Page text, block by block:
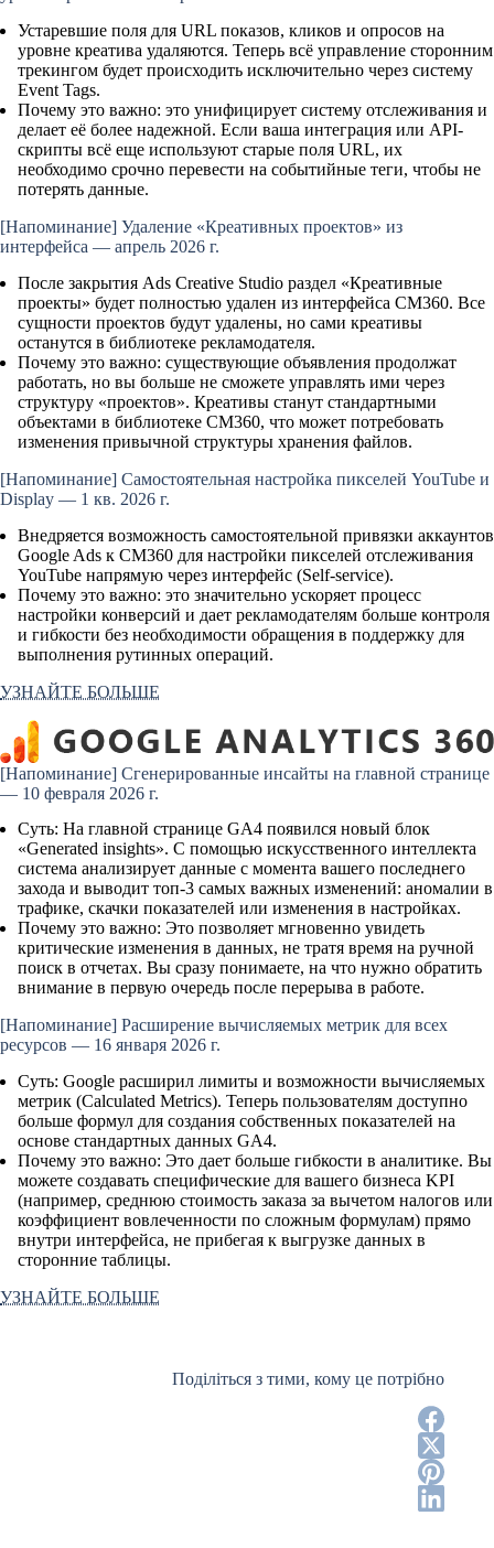
Устаревшие поля для URL показов, кликов и опросов на
уровне креатива удаляются. Теперь всё управление сторонним
трекингом будет происходить исключительно через систему
Event Tags.
Почему это важно: это унифицирует систему отслеживания и
делает её более надежной. Если ваша интеграция или API-
скрипты всё еще используют старые поля URL, их
необходимо срочно перевести на событийные теги, чтобы не
потерять данные.
[Напоминание] Удаление «Креативных проектов» из
интерфейса — апрель 2026 г.
После закрытия Ads Creative Studio раздел «Креативные
проекты» будет полностью удален из интерфейса CM360. Все
сущности проектов будут удалены, но сами креативы
останутся в библиотеке рекламодателя.
Почему это важно: существующие объявления продолжат
работать, но вы больше не сможете управлять ими через
структуру «проектов». Креативы станут стандартными
объектами в библиотеке CM360, что может потребовать
изменения привычной структуры хранения файлов.
[Напоминание] Самостоятельная настройка пикселей YouTube и
Display — 1 кв. 2026 г.
Внедряется возможность самостоятельной привязки аккаунтов
Google Ads к CM360 для настройки пикселей отслеживания
YouTube напрямую через интерфейс (Self-service).
Почему это важно: это значительно ускоряет процесс
настройки конверсий и дает рекламодателям больше контроля
и гибкости без необходимости обращения в поддержку для
выполнения рутинных операций.
УЗНАЙТЕ БОЛЬШЕ
[Напоминание] Сгенерированные инсайты на главной странице
— 10 февраля 2026 г.
Суть: На главной странице GA4 появился новый блок
«Generated insights». С помощью искусственного интеллекта
система анализирует данные с момента вашего последнего
захода и выводит топ-3 самых важных изменений: аномалии в
трафике, скачки показателей или изменения в настройках.
Почему это важно: Это позволяет мгновенно увидеть
критические изменения в данных, не тратя время на ручной
поиск в отчетах. Вы сразу понимаете, на что нужно обратить
внимание в первую очередь после перерыва в работе.
[Напоминание] Расширение вычисляемых метрик для всех
ресурсов — 16 января 2026 г.
Суть: Google расширил лимиты и возможности вычисляемых
метрик (Calculated Metrics). Теперь пользователям доступно
больше формул для создания собственных показателей на
основе стандартных данных GA4.
Почему это важно: Это дает больше гибкости в аналитике. Вы
можете создавать специфические для вашего бизнеса KPI
(например, среднюю стоимость заказа за вычетом налогов или
коэффициент вовлеченности по сложным формулам) прямо
внутри интерфейса, не прибегая к выгрузке данных в
сторонние таблицы.
УЗНАЙТЕ БОЛЬШЕ
Поділіться з тими, кому це потрібно